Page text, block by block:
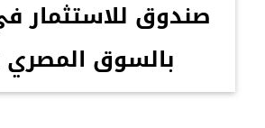
صندوق للاستثمار
بالسوق المصري